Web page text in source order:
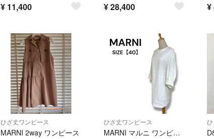
¥ 11,400 ¥28,400 ¥
ひざ丈ワンピース
MARNI 2way ワンピース
ひざ丈ワンピース
MARNI マルニ ワンピース ホワイト 40 5分丈 シャツワンピース リネン 白 イタリア製 リネン 夏 クルーネック 上品